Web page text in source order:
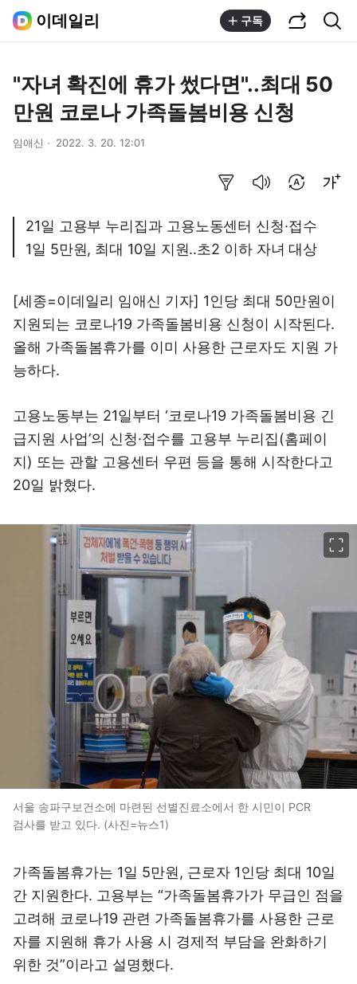
이데일리 구독
"자녀 확진에 휴가 썼다면"..최대 50
만원 코로나 가족돌봄비용 신청
임애신 2022. 3. 20. 12:01
21일 고용부 누리집과 고용노동센터 신청·접수
1일 5만원, 최대 10일 지원..초2 이하 자녀 대상
[세종=이데일리 임애신 기자] 1인당 최대 50만원이
지원되는 코로나19 가족돌봄비용 신청이 시작된다.
올해 가족돌봄휴가를 이미 사용한 근로자도 지원 가
능하다.
고용노동부는 21일부터 ‘코로나19 가족돌봄비용 긴
급지원 사업’의 신청·접수를 고용부 누리집(홈페이
지) 또는 관할 고용센터 우편 등을 통해 시작한다고
20일 밝혔다.
서울 송파구보건소에 마련된 선별진료소에서 한 시민이 PCR
검사를 받고 있다. (사진=뉴스1)
가족돌봄휴가는 1일 5만원, 근로자 1인당 최대 10일
간 지원한다. 고용부는 “가족돌봄휴가가 무급인 점을
고려해 코로나19 관련 가족돌봄휴가를 사용한 근로
자를 지원해 휴가 사용 시 경제적 부담을 완화하기
위한 것”이라고 설명했다.